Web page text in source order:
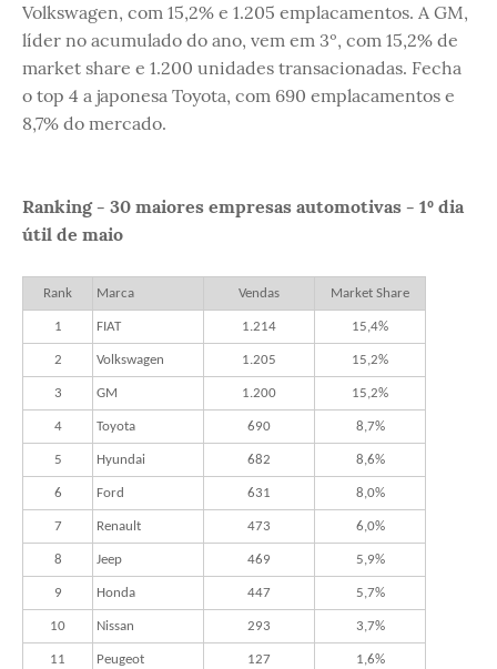
Volkswagen, com 15,2% e 1.205 emplacamentos. A GM,
líder no acumulado do ano, vem em 3º, com 15,2% de
market share e 1.200 unidades transacionadas. Fecha
o top 4 a japonesa Toyota, com 690 emplacamentos e
8,7% do mercado.
Ranking - 30 maiores empresas automotivas - 1º dia
útil de maio
Rank Marca Vendas Market Share
1 FIAT 1.214 15,4%
2 Volkswagen 1.205 15,2%
3 GM 1.200 15,2%
4 Toyota 690 8,7%
5 Hyundai 682 8,6%
6 Ford 631 8,0%
7 Renault 473 6,0%
8 Jeep 469 5,9%
9 Honda 447 5,7%
10 Nissan 293 3,7%
11 Peugeot 127 1,6%